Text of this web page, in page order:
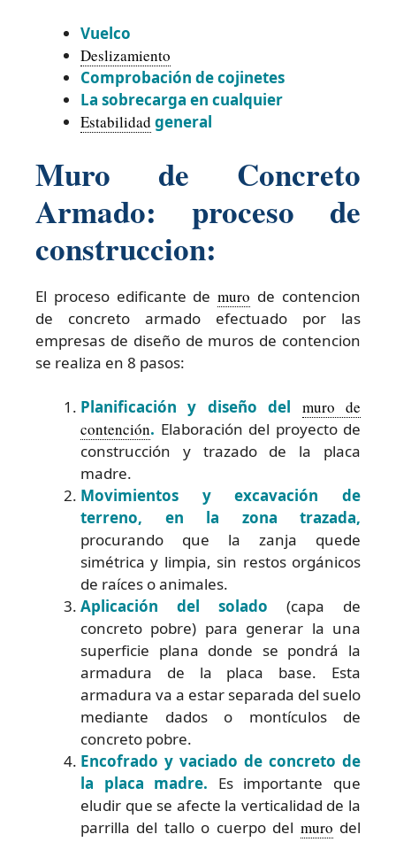
Vuelco
Deslizamiento
Comprobación de cojinetes
La sobrecarga en cualquier
Estabilidad general
Muro de Concreto
Armado: proceso de
construccion:
El proceso edificante demuro de contencion
de concreto armado efectuado por las
empresas de diseño de muros de contencion
se realiza en 8 pasos:
Planificación y diseño del muro de
contención. Elaboración del proyecto de
construcción y trazado de la placa
madre.
Movimientos y excavación de
terreno, en la zona trazada,
procurando que la zanja quede
simétrica y limpia, sin restos orgánicos
de raíces o animales.
Aplicación del solado (capa de
concreto pobre) para generar la una
superficie plana donde se pondrá la
armadura de la placa base. Esta
armadura va a estar separada del suelo
mediante dados o montículos de
concreto pobre.
Encofrado y vaciado de concreto de
la placa madre. Es importante que
eludir que se afecte la verticalidad de la
parrilla del tallo o cuerpo del muro del